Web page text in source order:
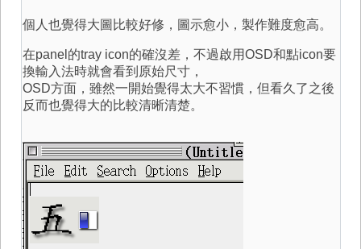
個人也覺得大圖比較好修，圖示愈小，製作難度愈高。
在panel的tray icon的確沒差，不過啟用OSD和點icon要
換輸入法時就會看到原始尺寸，
OSD方面，雖然一開始覺得太大不習慣，但看久了之後
反而也覺得大的比較清晰清楚。